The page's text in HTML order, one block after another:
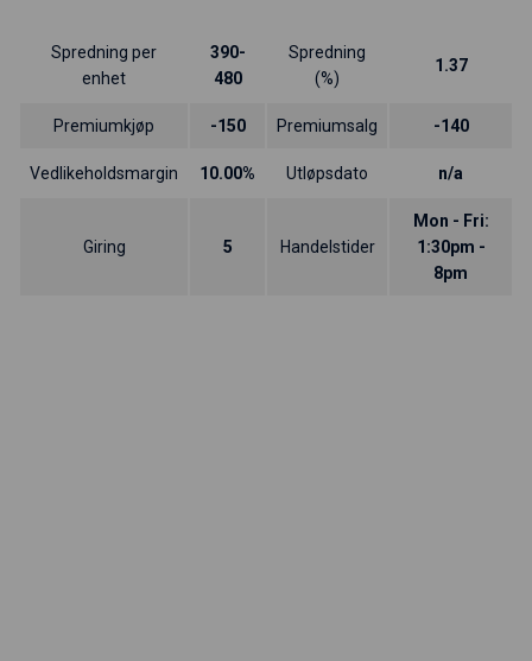
Spredning per
enhet
390-
480
Spredning
(%)
1.37
Premiumkjøp -150 Premiumsalg -140
Vedlikeholdsmargin 10.00% Utløpsdato n/a
Giring 5 Handelstider
Mon - Fri:
1:30pm -
8pm